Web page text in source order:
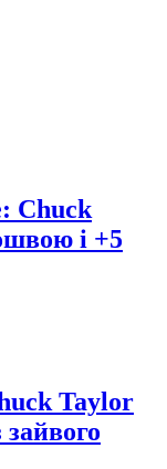
Chuck
і +5
Taylor